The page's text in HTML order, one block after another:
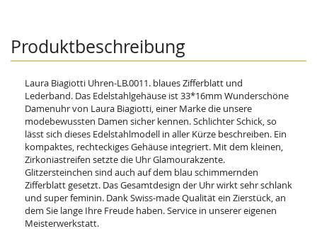
Produktbeschreibung
Laura Biagiotti Uhren-LB.0011. blaues Zifferblatt und
Lederband. Das Edelstahlgehäuse ist 33*16mm Wunderschöne
Damenuhr von Laura Biagiotti, einer Marke die unsere
modebewussten Damen sicher kennen. Schlichter Schick, so
lässt sich dieses Edelstahlmodell in aller Kürze beschreiben. Ein
kompaktes, rechteckiges Gehäuse integriert. Mit dem kleinen,
Zirkoniastreifen setzte die Uhr Glamourakzente.
Glitzersteinchen sind auch auf dem blau schimmernden
Zifferblatt gesetzt. Das Gesamtdesign der Uhr wirkt sehr schlank
und super feminin. Dank Swiss-made Qualität ein Zierstück, an
dem Sie lange Ihre Freude haben. Service in unserer eigenen
Meisterwerkstatt.